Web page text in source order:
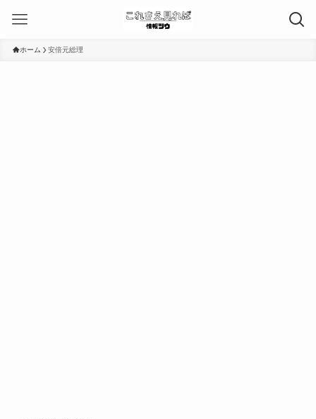
ホーム 安倍元総理